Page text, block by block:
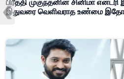
பிரீத்தி முகுந்தனின் சினிமா என்ட்ரி
இதுவரை வெளிவராத உண்மை